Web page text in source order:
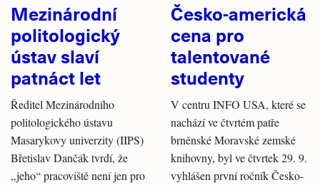
Mezinárodní
politologický
ústav slaví
patnáct let
Ředitel Mezinárodního
politologického ústavu
Masarykovy univerzity (IIPS)
Břetislav Dančák tvrdí, že
„jeho“ pracoviště není jen pro
Česko-americká
cena pro
talentované
studenty
V centru INFO USA, které se
nachází ve čtvrtém patře
brněnské Moravské zemské
knihovny, byl ve čtvrtek 29. 9.
vyhlášen první ročník Česko-